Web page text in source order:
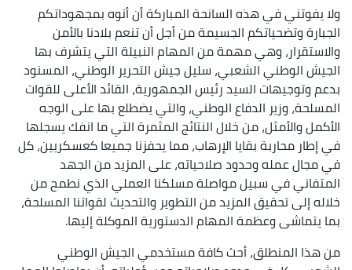
ولا يفوتني في هذه السانحة المباركة أن أنوه بمجهوداتكم
الجبارة وتضحياتكم الجسيمة من أجل أن تنعم بلادنا بالأمن
والاستقرار، وهي مهمة من المهام النبيلة التي يتشرف بها
الجيش الوطني الشعبي، سليل جيش التحرير الوطني، المسنود
بدعم وتوجيهات السيد رئيس الجمهورية، القائد الأعلى للقوات
المسلحة، وزير الدفاع الوطني، والتي يضطلع بها على الوجه
الأكمل والأمثل، من خلال النتائج المثمرة التي ما انفك يسجلها
في إطار محاربة بقايا الإرهاب، مما يحفزنا جميعا كعسكريين، كل
في مجال عمله وحدود صلاحياته، على المزيد من الجهد
المتفاني في سبيل مواصلة مسلكنا العملي الذي نطمح من
خلاله إلى تحقيق المزيد من التطوير والتحديث لقواتنا المسلحة،
بما يتماشى وعظمة المهام الدستورية الموكلة إليها.
من هذا المنطلق، أحث كافة مستخدمي الجيش الوطني